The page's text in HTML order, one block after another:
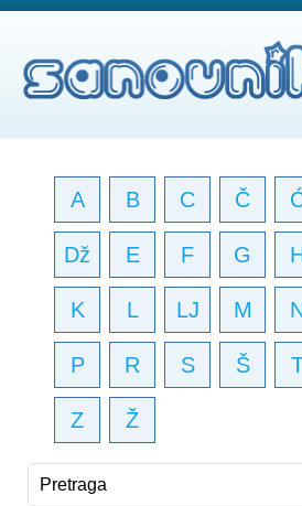
A B C Č
Dž E F G
K L LJ M
P R S Š
Z Ž